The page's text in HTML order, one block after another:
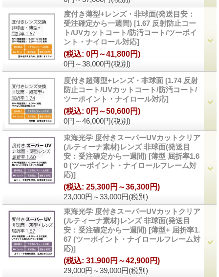
度付き薄型+レンズ・非球面(発送目安：
受注確定から一週間) [1.67 反射防止コー
ト/UVカットコート/防汚コート/ツーポイ
ント・ナイロール対応]
0円～38,000円(税別)
(税込: 0円～41,800円)
度付き超薄型+レンズ・非球面 [1.74 反射
防止コート/UVカットコート/防汚コート/
ツーポイント・ナイロール対応]
0円～46,000円(税別)
(税込: 0円～50,600円)
東海光学 度付きスーパーUVカットクリア
(ルティーナ素材)レンズ 非球面(発送目
安：受注確定から一週間) [薄型 屈折率1.6
0 (ツーポイント・ナイロールフレーム対
応)]
23,000円～33,000円(税別)
(税込: 25,300円～36,300円)
東海光学 度付きスーパーUVカットクリア
(ルティーナ素材)レンズ 非球面(発送目
安：受注確定から一週間) [薄型+ 屈折率1.
67 (ツーポイント・ナイロールフレーム対
応)]
29,000円～39,000円(税別)
(税込: 31,900円～42,900円)